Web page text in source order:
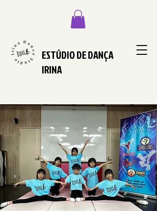
ESTÚDIO DE DANÇA
IRINA